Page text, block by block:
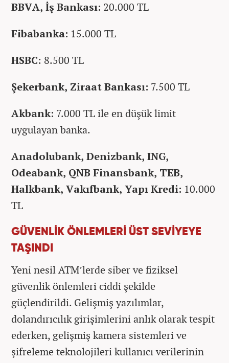
BBVA, İş Bankası: 20.000 TL
Fibabanka: 15.000 TL
HSBC: 8.500 TL
Şekerbank, Ziraat Bankası: 7.500 TL
Akbank: 7.000 TL ile en düşük limit
uygulayan banka.
Anadolubank, Denizbank, ING,
Odeabank, QNB Finansbank, TEB,
Halkbank, Vakıfbank, Yapı Kredi: 10.000
TL
GÜVENLİK ÖNLEMLERİ ÜST SEVİYEYE
TAŞINDI
Yeni nesil ATM’lerde siber ve fiziksel
güvenlik önlemleri ciddi şekilde
güçlendirildi. Gelişmiş yazılımlar,
dolandırıcılık girişimlerini anlık olarak tespit
ederken, gelişmiş kamera sistemleri ve
şifreleme teknolojileri kullanıcı verilerinin